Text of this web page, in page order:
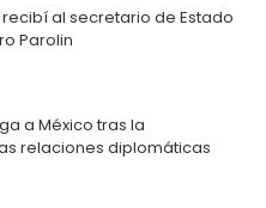
al secretario de Estado
Parolin
a México tras la
relaciones diplomáticas